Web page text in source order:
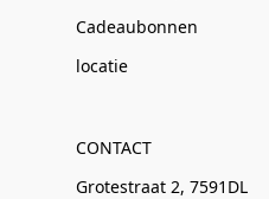
Cadeaubonnen
locatie
CONTACT
Grotestraat 2, 7591DL